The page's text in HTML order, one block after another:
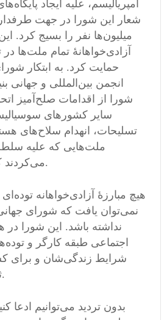
امپریالیسم، علیه ایجاد
شعار این شورا در جهت
میلیون‌ها نفر را بسیج کرد.
آزادی‌خواهانهٔ تمام ملت‌ها در
حمایت کرد. به ابتکار
انجمن بین‌المللی و جهانی
شورا از اقدامات صلح‌آمیز
سایر کشورهای
تسلیحات، انهدام سلاح‌های
ملت‌هایی که علیه سلطهٔ
می‌کردند کاملاً حمایت می‌کرد.
هیچ مبارزهٔ آزادی‌خواهانه توده‌ای
نمی‌توان یافت که شورای
نداشته باشد. این شورا در
اجتماعی طبقه کارگر و
شرایط زندگی‌شان و برای
ثابت قدم بوده است.
بدون تردید می‌توانیم ادعا